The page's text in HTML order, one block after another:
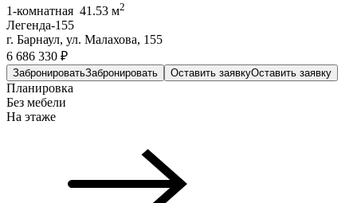
1-комнатная 41.53 м2
Легенда-155
г. Барнаул, ул. Малахова, 155
6 686 330 ₽
ЗабронироватьЗабронировать Оставить заявкуОставить заявку
Планировка
Без мебели
На этаже